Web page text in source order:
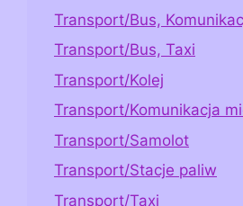
Transport/Bus,
Transport/Bus, Taxi
Transport/Kolej
Transport/Komunikacja
Transport/Samolot
Transport/Stacje paliw
Transport/Taxi